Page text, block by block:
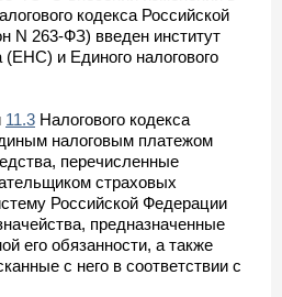
кодекса Российской
N 263-ФЗ) введен институт
(ЕНС) и Единого налогового
11.3 Налогового кодекса
налоговым платежом
перечисленные
страховых
Российской Федерации
предназначенные
его обязанности, а также
с него в соответствии с